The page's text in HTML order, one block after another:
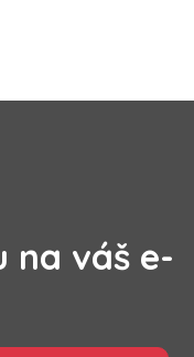
na váš e-